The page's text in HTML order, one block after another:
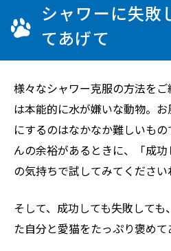
シャワーに失敗
てあげて
様々なシャワー克服の方法を
は本能的に水が嫌いな動物。
にするのはなかなか難しいも
んの余裕があるときに、「成
の気持ちで試してみてください
そして、成功しても失敗して
た自分と愛猫をたっぷり褒めて